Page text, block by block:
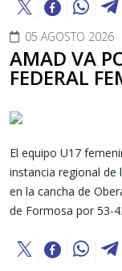
05 AGOSTO 2026
AMAD VA
FEDERAL
El equipo U17
instancia regional de
en la cancha de
de Formosa por 53-